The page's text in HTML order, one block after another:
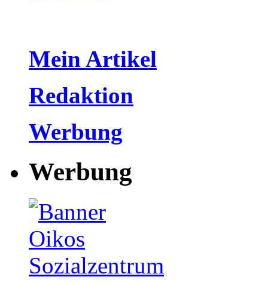
Mein Artikel
Redaktion
Werbung
Werbung